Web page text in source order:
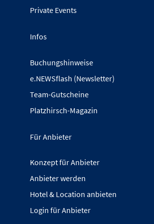
Private Events
Infos
Buchungshinweise
e.NEWSflash (Newsletter)
Team-Gutscheine
Platzhirsch-Magazin
Für Anbieter
Konzept für Anbieter
Anbieter werden
Hotel & Location anbieten
Login für Anbieter